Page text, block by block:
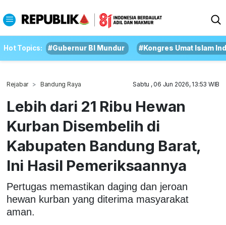
Hot Topics: #Gubernur BI Mundur #Kongres Umat Islam
Rejabar Bandung Raya Sabtu , 06 Jun 2026, 13:53 WIB
Lebih dari 21 Ribu Hewan
Kurban Disembelih di
Kabupaten Bandung Barat,
Ini Hasil Pemeriksaannya
Pertugas memastikan daging dan jeroan
hewan kurban yang diterima masyarakat
aman.